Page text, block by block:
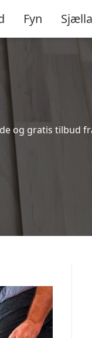
Fyn
og gratis tilbud